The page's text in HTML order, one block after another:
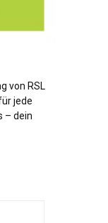
von RSL
jede
– dein